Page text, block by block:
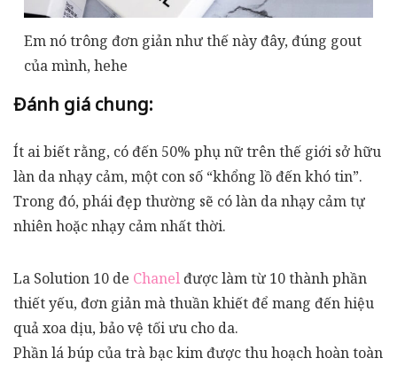
Em nó trông đơn giản như thế này đây, đúng gout
của mình, hehe
Đánh giá chung:
Ít ai biết rằng, có đến 50% phụ nữ trên thế giới sở hữu
làn da nhạy cảm, một con số “khổng lồ đến khó tin”.
Trong đó, phái đẹp thường sẽ có làn da nhạy cảm tự
nhiên hoặc nhạy cảm nhất thời.
La Solution 10 de Chanel được làm từ 10 thành phần
thiết yếu, đơn giản mà thuần khiết để mang đến hiệu
quả xoa dịu, bảo vệ tối ưu cho da.
Phần lá búp của trà bạc kim được thu hoạch hoàn toàn